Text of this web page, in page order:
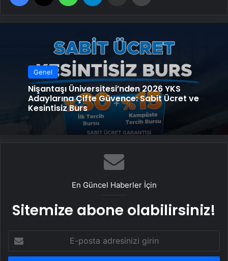
Genel
Nişantaşı Üniversitesi’nden 2026 YKS
Adaylarına Çifte Güvence: Sabit Ücret ve
Kesintisiz Burs
En Güncel Haberler İçin
Sitemize abone olabilirsiniz!
posta
adresinizi